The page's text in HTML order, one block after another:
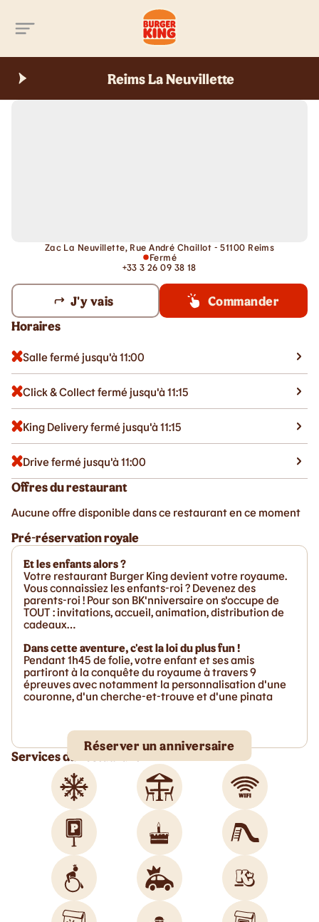
Reims La Neuvillette
Zac La Neuvillette, Rue André Chaillot - 51100 Reims
Fermé
+33 3 26 09 38 18
J'y vais
Commander
Horaires
Salle fermé jusqu'à 11:00
Click & Collect fermé jusqu'à 11:15
King Delivery fermé jusqu'à 11:15
Drive fermé jusqu'à 11:00
Offres du restaurant
Aucune offre disponible dans ce restaurant en ce moment
Pré-réservation royale
Et les enfants alors ?
Votre restaurant Burger King devient votre royaume.
Vous connaissiez les enfants-roi ? Devenez des
parents-roi ! Pour son BK'nniversaire on s'occupe de
TOUT : invitations, accueil, animation, distribution de
cadeaux…
Dans cette aventure, c'est la loi du plus fun !
Pendant 1h45 de folie, votre enfant et ses amis
partiront à la conquête du royaume à travers 9
épreuves avec notamment la personnalisation d'une
couronne, d'un cherche-et-trouve et d'une pinata
Réserver un anniversaire
Services du restaurant